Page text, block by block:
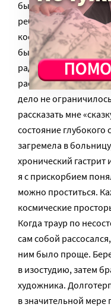
была стандартной
ребенка. Стать
космического
были все
радиола,
растерзание. Пульт
дело не
рассказать мне
состояние глубокого
загремела в
хронический
я с прискорбием
можно проститься.
космические
Когда траур по
сам собой
ним было проще.
в изостудию, затем
художника.
в значительной